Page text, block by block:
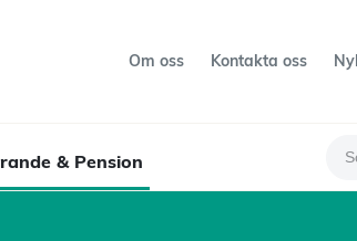
Om oss Kontakta oss
& Pension